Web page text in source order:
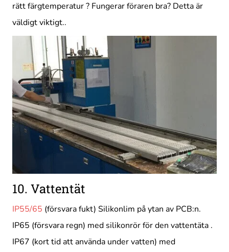
rätt färgtemperatur ? Fungerar föraren bra? Detta är
väldigt viktigt..
10. Vattentät
IP55/65 (försvara fukt) Silikonlim på ytan av PCB:n.
IP65 (försvara regn) med silikonrör för den vattentäta .
IP67 (kort tid att använda under vatten) med